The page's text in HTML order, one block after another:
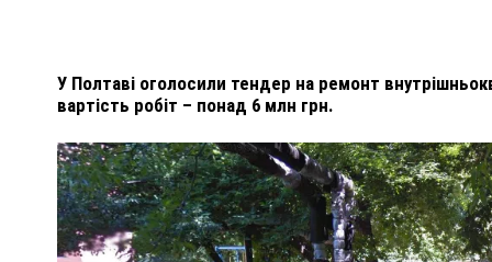
У Полтаві оголосили тендер на ремонт
вартість робіт – понад 6 млн грн.